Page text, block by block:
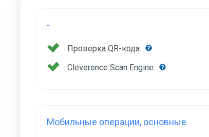
-
Проверка QR-кода
Cleverence Scan Engine
Мобильные операции, основные